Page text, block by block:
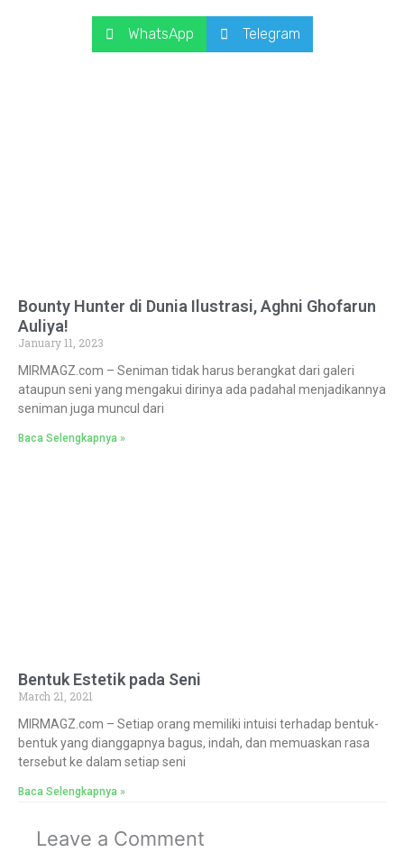
WhatsApp Telegram
Bounty Hunter di Dunia Ilustrasi, Aghni Ghofarun
Auliya!
January 11, 2023
MIRMAGZ.com – Seniman tidak harus berangkat dari galeri
ataupun seni yang mengakui dirinya ada padahal menjadikannya
seniman juga muncul dari
Baca Selengkapnya »
Bentuk Estetik pada Seni
March 21, 2021
MIRMAGZ.com – Setiap orang memiliki intuisi terhadap bentuk-
bentuk yang dianggapnya bagus, indah, dan memuaskan rasa
tersebut ke dalam setiap seni
Baca Selengkapnya »
Leave a Comment